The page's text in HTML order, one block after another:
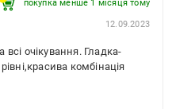
покупка менше 1 місяця томy
12.09.2023
очікування. Гладка-
комбінація